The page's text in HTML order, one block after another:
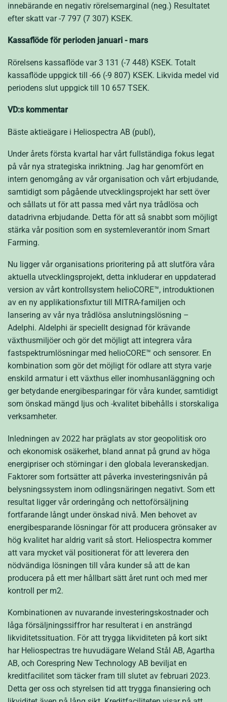
innebärande en negativ rörelsemarginal (neg.) Resultatet
efter skatt var -7 797 (7 307) KSEK.
Kassaflöde för perioden januari - mars
Rörelsens kassaflöde var 3 131 (-7 448) KSEK. Totalt
kassaflöde uppgick till -66 (-9 807) KSEK. Likvida medel vid
periodens slut uppgick till 10 657 TSEK.
VD:s kommentar
Bäste aktieägare i Heliospectra AB (publ),
Under årets första kvartal har vårt fullständiga fokus legat
på vår nya strategiska inriktning. Jag har genomfört en
intern genomgång av vår organisation och vårt erbjudande,
samtidigt som pågående utvecklingsprojekt har sett över
och sållats ut för att passa med vårt nya trådlösa och
datadrivna erbjudande. Detta för att så snabbt som möjligt
stärka vår position som en systemleverantör inom Smart
Farming.
Nu ligger vår organisations prioritering på att slutföra våra
aktuella utvecklingsprojekt, detta inkluderar en uppdaterad
version av vårt kontrollsystem helioCORE™, introduktionen
av en ny applikationsfixtur till MITRA-familjen och
lansering av vår nya trådlösa anslutningslösning –
Adelphi. Aldelphi är speciellt designad för krävande
växthusmiljöer och gör det möjligt att integrera våra
fastspektrumlösningar med helioCORE™ och sensorer. En
kombination som gör det möjligt för odlare att styra varje
enskild armatur i ett växthus eller inomhusanläggning och
ger betydande energibesparingar för våra kunder, samtidigt
som önskad mängd ljus och -kvalitet bibehålls i storskaliga
verksamheter.
Inledningen av 2022 har präglats av stor geopolitisk oro
och ekonomisk osäkerhet, bland annat på grund av höga
energipriser och störningar i den globala leveranskedjan.
Faktorer som fortsätter att påverka investeringsnivån på
belysningssystem inom odlingsnäringen negativt. Som ett
resultat ligger vår orderingång och nettoförsäljning
fortfarande långt under önskad nivå. Men behovet av
energibesparande lösningar för att producera grönsaker av
hög kvalitet har aldrig varit så stort. Heliospectra kommer
att vara mycket väl positionerat för att leverera den
nödvändiga lösningen till våra kunder så att de kan
producera på ett mer hållbart sätt året runt och med mer
kontroll per m2.
Kombinationen av nuvarande investeringskostnader och
låga försäljningssiffror har resulterat i en ansträngd
likviditetssituation. För att trygga likviditeten på kort sikt
har Heliospectras tre huvudägare Weland Stål AB, Agartha
AB, och Corespring New Technology AB beviljat en
kreditfacilitet som täcker fram till slutet av februari 2023.
Detta ger oss och styrelsen tid att trygga finansiering och